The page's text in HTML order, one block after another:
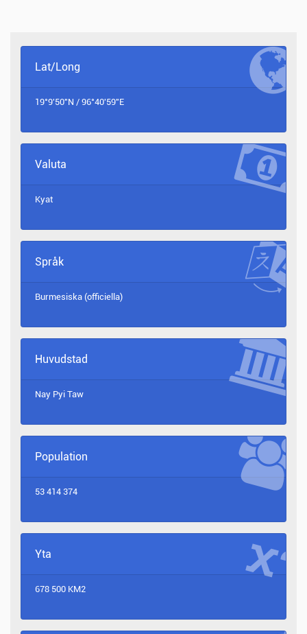
Lat/Long
19°9'50"N / 96°40'59"E
Valuta
Kyat
Språk
Burmesiska (officiella)
Huvudstad
Nay Pyi Taw
Population
53 414 374
Yta
678 500 KM2